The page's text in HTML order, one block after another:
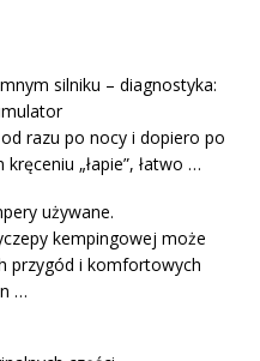
silniku – diagnostyka:
razu po nocy i dopiero po
„łapie”, łatwo …
używane.
kempingowej może
przygód i komfortowych
…